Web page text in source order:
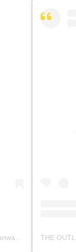
広島わんわん桜まつり2026(@hiroshima_wanwan_event)がシェアした投稿